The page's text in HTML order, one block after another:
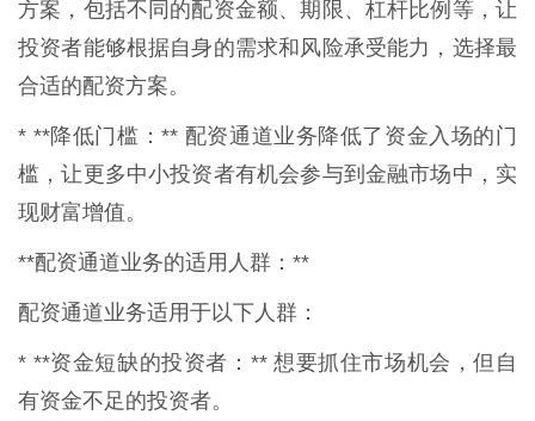
方案，包括不同的配资金额、期限、杠杆比例等，让
投资者能够根据自身的需求和风险承受能力，选择最
合适的配资方案。
* **降低门槛：** 配资通道业务降低了资金入场的门
槛，让更多中小投资者有机会参与到金融市场中，实
现财富增值。
**配资通道业务的适用人群：**
配资通道业务适用于以下人群：
* **资金短缺的投资者：** 想要抓住市场机会，但自
有资金不足的投资者。